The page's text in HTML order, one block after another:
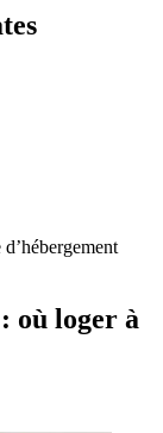
où loger à